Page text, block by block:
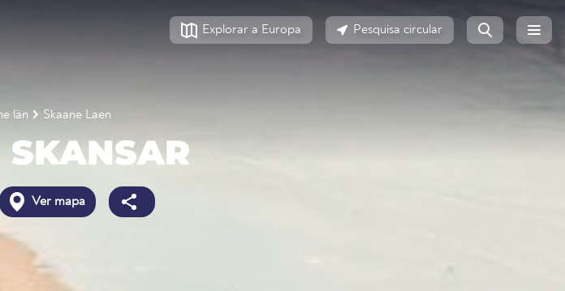
Explorar a Europa Pesquisa circular
län Skaane Laen
Ver mapa